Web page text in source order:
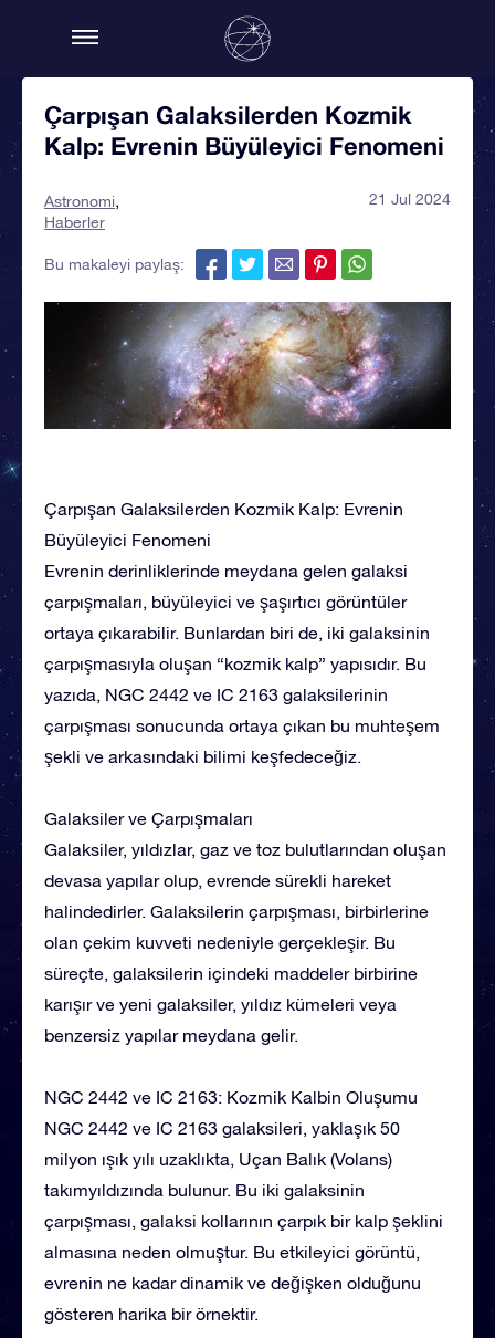
Çarpışan Galaksilerden Kozmik
Kalp: Evrenin Büyüleyici Fenomeni
Astronomi
Haberler
21 Jul 2024
Bu makaleyi paylaş:
Çarpışan Galaksilerden Kozmik Kalp: Evrenin
Büyüleyici Fenomeni
Evrenin derinliklerinde meydana gelen galaksi
çarpışmaları, büyüleyici ve şaşırtıcı görüntüler
ortaya çıkarabilir. Bunlardan biri de, iki galaksinin
çarpışmasıyla oluşan “kozmik kalp” yapısıdır. Bu
yazıda, NGC 2442 ve IC 2163 galaksilerinin
çarpışması sonucunda ortaya çıkan bu muhteşem
şekli ve arkasındaki bilimi keşfedeceğiz.
Galaksiler ve Çarpışmaları
Galaksiler, yıldızlar, gaz ve toz bulutlarından oluşan
devasa yapılar olup, evrende sürekli hareket
halindedirler. Galaksilerin çarpışması, birbirlerine
olan çekim kuvveti nedeniyle gerçekleşir. Bu
süreçte, galaksilerin içindeki maddeler birbirine
karışır ve yeni galaksiler, yıldız kümeleri veya
benzersiz yapılar meydana gelir.
NGC 2442 ve IC 2163: Kozmik Kalbin Oluşumu
NGC 2442 ve IC 2163 galaksileri, yaklaşık 50
milyon ışık yılı uzaklıkta, Uçan Balık (Volans)
takımyıldızında bulunur. Bu iki galaksinin
çarpışması, galaksi kollarının çarpık bir kalp şeklini
almasına neden olmuştur. Bu etkileyici görüntü,
evrenin ne kadar dinamik ve değişken olduğunu
gösteren harika bir örnektir.